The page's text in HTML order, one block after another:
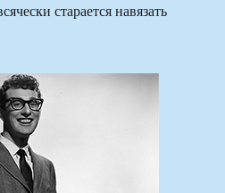
старается навязать